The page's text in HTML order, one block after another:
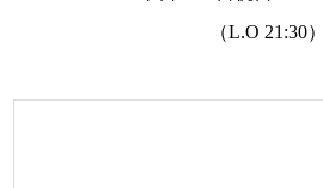
（L.O 21:30）